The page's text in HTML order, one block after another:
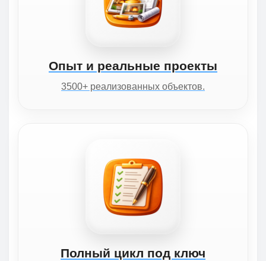
Опыт и реальные проекты
3500+ реализованных объектов.
Полный цикл под ключ